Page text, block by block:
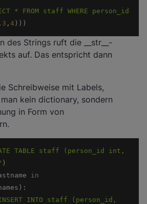
* FROM staff WHERE person_id
, 3 , 4 )))
des Strings ruft die __str__-
auf. Das entspricht dann
Schreibweise mit Labels,
kein dictionary, sondern
in Form von
TABLE staff (person_id int,
in
INTO staff (person_id,